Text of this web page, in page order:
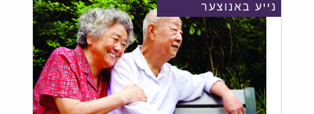
נייע באנוצער